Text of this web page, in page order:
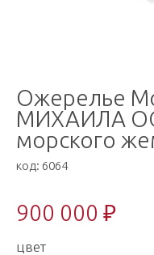
Ожерелье
МИХАИЛА
морского
код: 6064
900 000 ₽
цвет